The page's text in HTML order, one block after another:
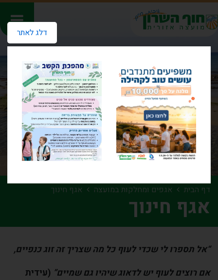
דלג לאתר
דף הבית אגפים ומחלקות במועצה אגף חינוך
אגף חינוך
“אל תספרו לי שכדי לעוף כל מה שצריך זה זוג כנפיים,
אם רוצים לעוף יש לדאוג שיהיו גם שמיים” (עידית